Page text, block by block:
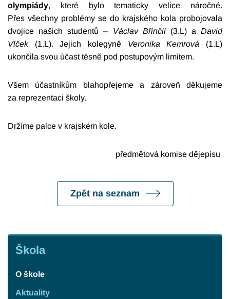
Škola
Škola
O škole
Aktuality
olympiády, které bylo tematicky velice náročné.
Přes všechny problémy se do krajského kola probojovala
dvojice našich studentů – Václav Břinčil(3.L) a David
Vlček(1.L). Jejich kolegyně Veronika Kemrová (1.L)
ukončila svou účast těsně pod postupovým limitem.
Všem účastníkům blahopřejeme a zároveň děkujeme
za reprezentaci školy.
Držíme palce v krajském kole.
předmětová komise dějepisu
Zpět na seznam